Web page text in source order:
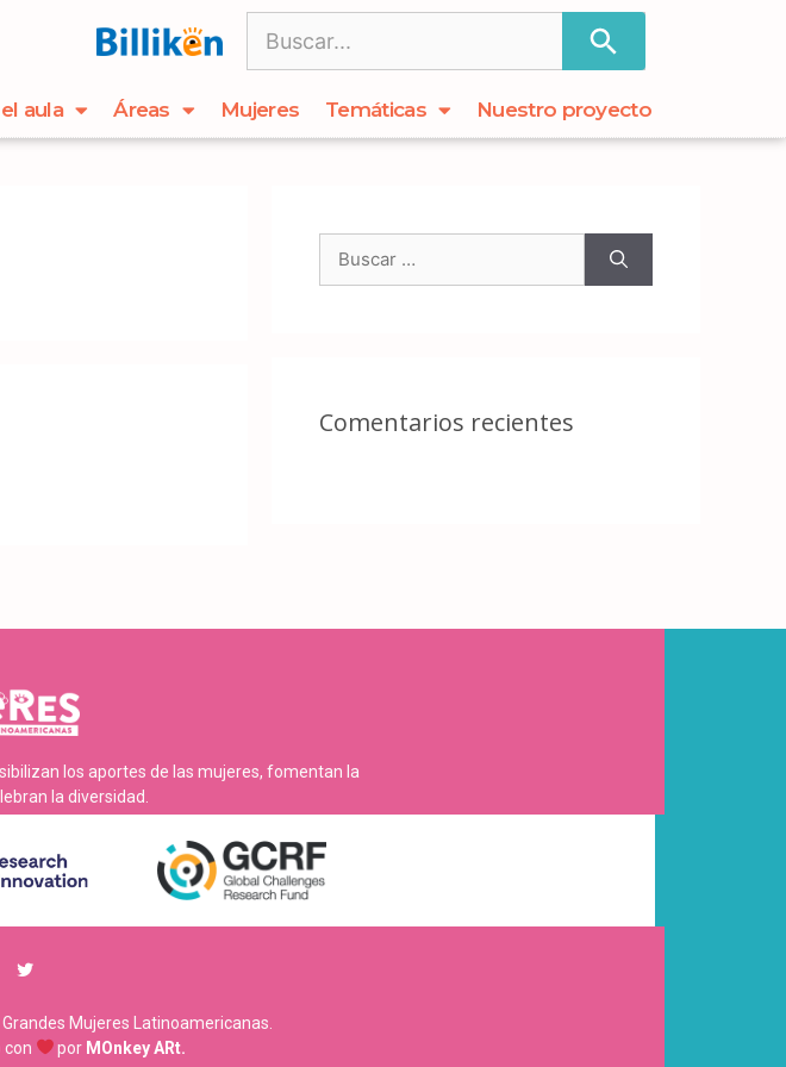
aula Áreas Mujeres Temáticas Nuestro proyecto
Comentarios recientes
los aportes de las mujeres, fomentan la
la diversidad.
Mujeres Latinoamericanas.
con
por MOnkey ARt.